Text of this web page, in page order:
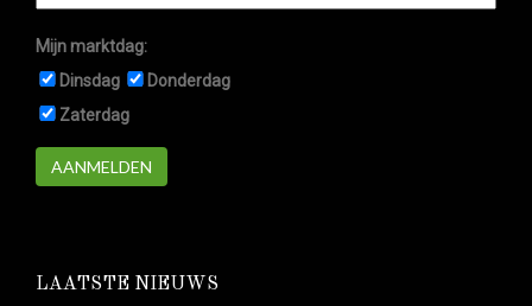
Mijn marktdag:
Dinsdag
Donderdag
Zaterdag
AANMELDEN
LAATSTE NIEUWS